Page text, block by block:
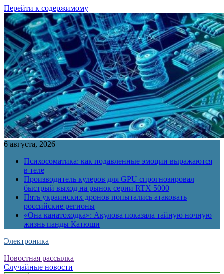
Перейти к содержимому
6 августа, 2026
Психосоматика: как подавленные эмоции выражаются
в теле
Производитель кулеров для GPU спрогнозировал
быстрый выход на рынок серии RTX 5000
Пять украинских дронов попытались атаковать
российские регионы
«Она канатоходка»: Акулова показала тайную ночную
жизнь панды Катюши
Электроника
Новостная рассылка
Случайные новости